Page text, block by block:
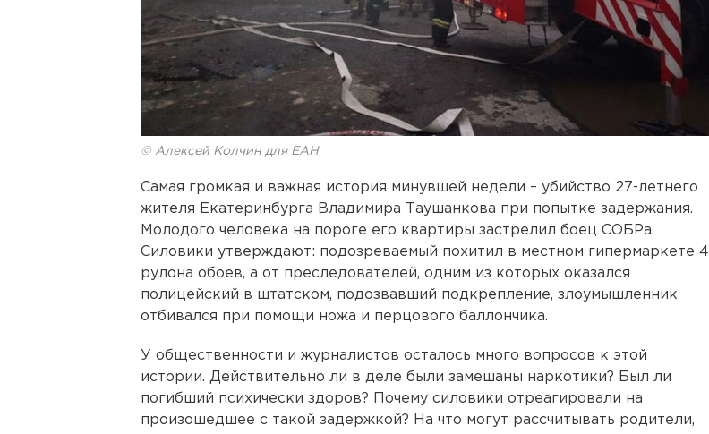
© Алексей Колчин для ЕАН
Самая громкая и важная история минувшей недели – убийство 27-летнего
жителя Екатеринбурга Владимира Таушанкова при попытке задержания.
Молодого человека на пороге его квартиры застрелил боец СОБРа.
Силовики утверждают: подозреваемый похитил в местном гипермаркете 4
рулона обоев, а от преследователей, одним из которых оказался
полицейский в штатском, подозвавший подкрепление, злоумышленник
отбивался при помощи ножа и перцового баллончика.
У общественности и журналистов осталось много вопросов к этой
истории. Действительно ли в деле были замешаны наркотики? Был ли
погибший психически здоров? Почему силовики отреагировали на
произошедшее с такой задержкой? На что могут рассчитывать родители,